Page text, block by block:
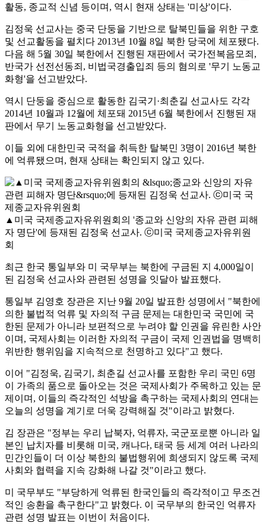
활동, 종교적 신념 등이며, 역시 현재 상태는 '미상'이다.
김정욱 선교사는 중국 단둥을 기반으로 탈북민들을 위한 구호
및 선교활동을 펼치다 2013년 10월 8일 북한 당국에 체포됐다.
다음 해 5월 30일 북한에서 진행된 재판에서 국가전복음모죄,
반국가 선전선동죄, 비법국경출입죄 등의 혐의로 '무기 노동교
화형'을 선고받았다.
역시 단둥을 중심으로 활동한 김국기·최춘길 선교사도 각각
2014년 10월과 12월에 체포돼 2015년 6월 북한에서 진행된 재
판에서 무기 노동교화형을 선고받았다.
이들 외에 대한민국 국적을 취득한 탈북민 3명이 2016년 북한
에 억류됐으며, 현재 상태는 확인되지 않고 있다.
▲미국 국제종교자유위원회의 '종교와 신앙의 자유 관련 피해
자 명단'에 등재된 김정욱 선교사. ⓒ미국 국제종교자유위원
회
최근 한국 통일부와 미 국무부는 북한에 구금된 지 4,000일이
된 김정욱 선교사와 관련된 성명을 잇달아 발표했다.
통일부 김영호 장관은 지난 9월 20일 발표한 성명에서 "북한에
의한 불법적 억류 및 자의적 구금 문제는 대한민국 국민에 국
한된 문제가 아니라 보편적으로 누려야 할 인권을 유린한 사안
이며, 국제사회는 이러한 자의적 구금이 국제 인권법을 명백히
위반한 행위임을 지속적으로 천명하고 있다"고 했다.
이어 "김정욱, 김국기, 최춘길 선교사를 포함한 우리 국민 6명
이 가족의 품으로 돌아오는 것은 국제사회가 주목하고 있는 문
제이며, 이들의 즉각적인 석방을 촉구하는 국제사회의 연대는
오늘의 성명을 계기로 더욱 강력해질 것"이라고 밝혔다.
김 장관은 "정부는 우리 납북자, 억류자, 국군포로뿐 아니라 일
본인 납치자를 비롯해 미국, 캐나다, 태국 등 세계 여러 나라의
민간인들이 더 이상 북한의 불법행위에 희생되지 않도록 국제
사회와 협력을 지속 강화해 나갈 것"이라고 했다.
미 국무부도 "부당하게 억류된 한국인들의 즉각적이고 무조건
적인 송환을 촉구한다"고 밝혔다. 이 국무부의 한국인 억류자
관련 성명 발표는 이번이 처음이다.